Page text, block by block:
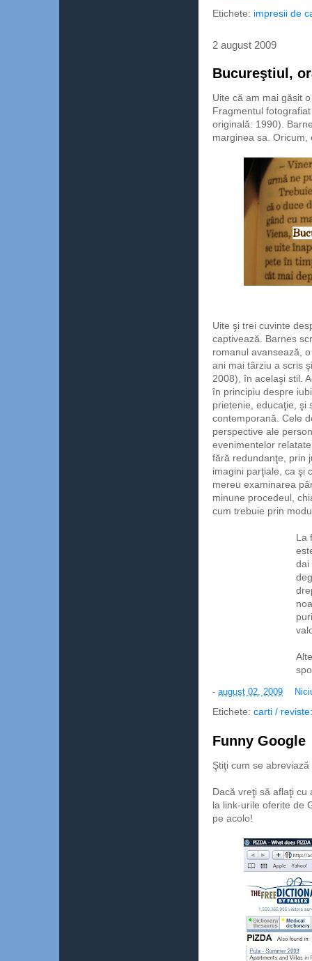
Etichete: impresii de
2 august 2009
Bucureştiul,
Uite că am mai găsit
Fragmentul
originală: 1990).
marginea sa.
Uite şi trei cuvinte
captivează. Barnes
romanul avansează,
ani mai târziu a scris
2008), în acelaşi stil.
în principiu despre
prietenie, educaţie, şi
contemporană. Cele
perspective ale
evenimentelor
fără redundanţe, prin
imagini parţiale, ca şi
mereu examinarea
minune procedeul,
cum trebuie prin
La
dai
- august 02, 2009
Etichete: carti /
Funny Google
Ştiţi cum se abreviază
Dacă vreţi să aflaţi
la link-urile oferite de
pe acolo!